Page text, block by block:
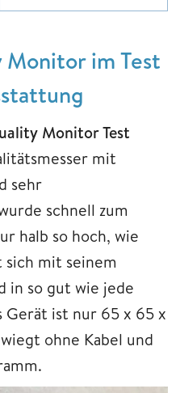
im Test
Monitor Test
mit
sehr
schnell zum
halb so hoch, wie
mit seinem
in so gut wie jede
Gerät ist nur 65 x 65 x
ohne Kabel und